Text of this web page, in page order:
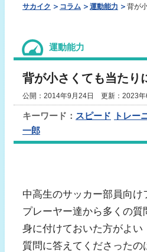
サカイク コラム 運動能力 背が
運動能力
背が小さくても当たり
公開：2014年9月24日 更新：2023年
キーワード： スピード トレー
一郎
中高生のサッカー部員向け
プレーヤー達から多くの
身に付けておいた方がよい
質問に答えてくださった